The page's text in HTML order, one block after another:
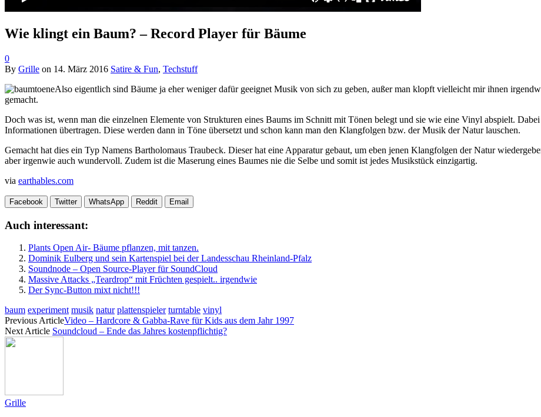
Wie klingt ein Baum? – Record Player für Bäume
0
By Grille on 14. März 2016 Satire & Fun, Techstuff
Also eigentlich sind Bäume ja eher weniger dafür geeignet Musik von sich zu geben, außer man klopft vielleicht mir ihnen
gemacht.
Doch was ist, wenn man die einzelnen Elemente von Strukturen eines Baums im Schnitt mit Tönen belegt und sie wie eine Vinyl abspielt.
Informationen übertragen. Diese werden dann in Töne übersetzt und schon kann man den Klangfolgen bzw. der Musik der Natur lauschen.
Gemacht hat dies ein Typ Namens Bartholomaus Traubeck. Dieser hat eine Apparatur gebaut, um eben jenen Klangfolgen der Natur
aber irgenwie auch wundervoll. Zudem ist die Maserung eines Baumes nie die Selbe und somit ist jedes Musikstück einzigartig.
via earthables.com
Facebook Twitter WhatsApp Reddit Email
Auch interessant:
Plants Open Air- Bäume pflanzen, mit tanzen.
Dominik Eulberg und sein Kartenspiel bei der Landesschau Rheinland-Pfalz
Soundnode – Open Source-Player für SoundCloud
Massive Attacks „Teardrop“ mit Früchten gespielt.. irgendwie
Der Sync-Button mixt nicht!!!
baum experiment musik natur plattenspieler turntable vinyl
Previous ArticleVideo – Hardcore & Gabba-Rave für Kids aus dem Jahr 1997
Next Article Soundcloud – Ende das Jahres kostenpflichtig?
Grille